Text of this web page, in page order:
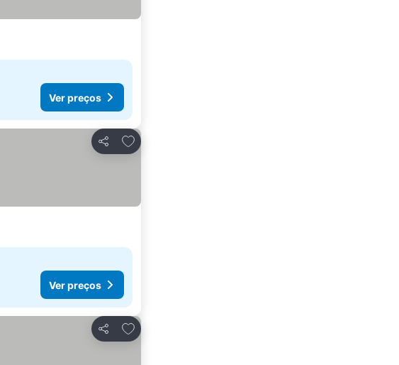
Ver preços
Partilhar
Adicionar aos favoritos
Ver preços
Partilhar
Adicionar aos favoritos